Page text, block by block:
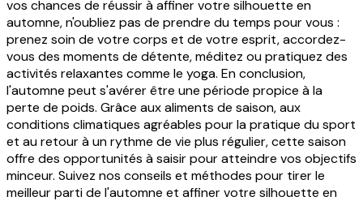
vos chances de réussir à affiner votre silhouette en
automne, n'oubliez pas de prendre du temps pour vous :
prenez soin de votre corps et de votre esprit, accordez-
vous des moments de détente, méditez ou pratiquez des
activités relaxantes comme le yoga. En conclusion,
l'automne peut s'avérer être une période propice à la
perte de poids. Grâce aux aliments de saison, aux
conditions climatiques agréables pour la pratique du sport
et au retour à un rythme de vie plus régulier, cette saison
offre des opportunités à saisir pour atteindre vos objectifs
minceur. Suivez nos conseils et méthodes pour tirer le
meilleur parti de l'automne et affiner votre silhouette en